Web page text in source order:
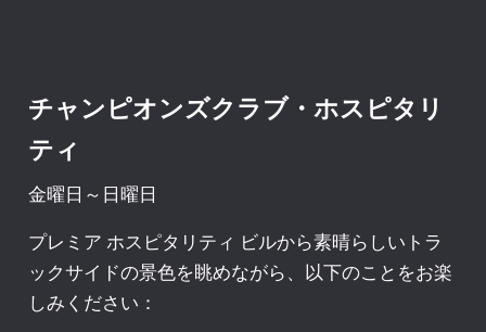
チャンピオンズクラブ・ホスピタリ
ティ
金曜日～日曜日
プレミア ホスピタリティ ビルから素晴らしいトラ
ックサイドの景色を眺めながら、以下のことをお楽
しみください：